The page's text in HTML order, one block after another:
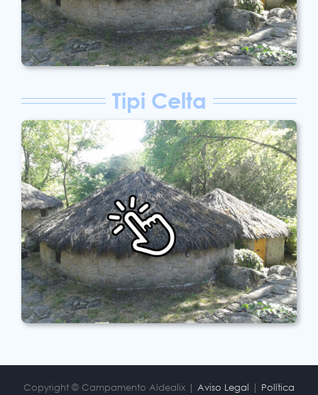
Tipi Celta
Copyright © Campamento Aldealix | Aviso Legal
Política